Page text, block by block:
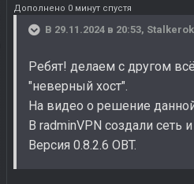
Дополнено 0 минут спустя
В 29.11.2024 в 20:53,
Ребят! делаем с другом
"неверный хост".
На видео о решение
В radminVPN создали
Версия 0.8.2.6 OBT.